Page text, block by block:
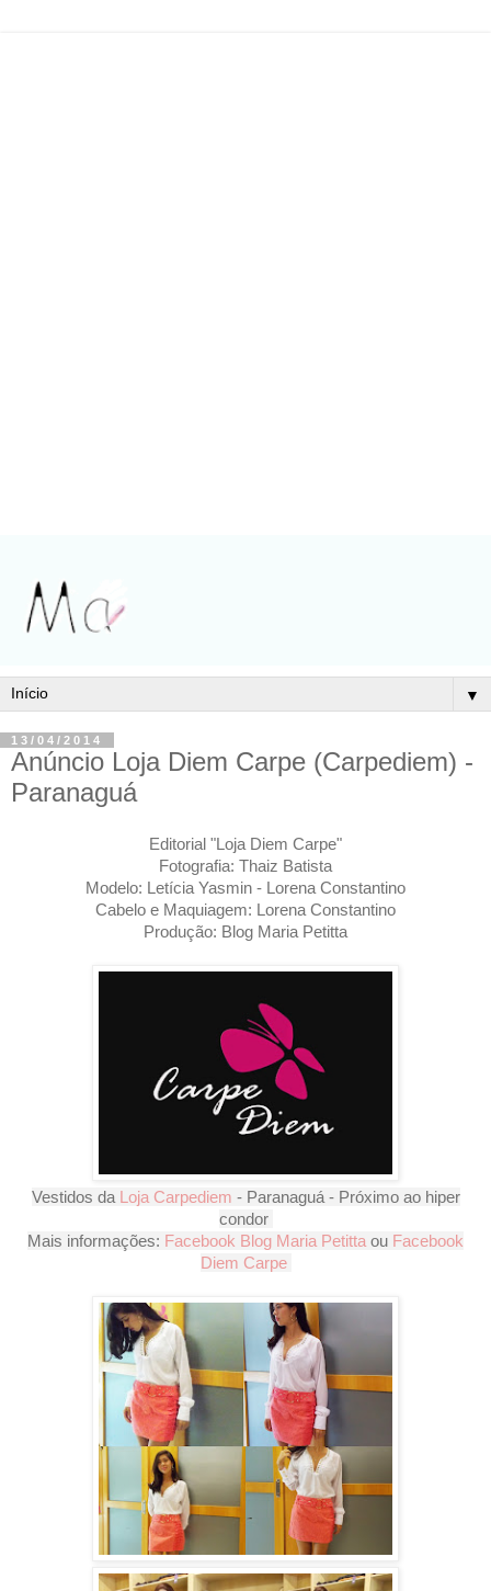
▼
13/04/2014
Anúncio Loja Diem Carpe (Carpediem) -
Paranaguá
Editorial "Loja Diem Carpe"
Fotografia: Thaiz Batista
Modelo: Letícia Yasmin - Lorena Constantino
Cabelo e Maquiagem: Lorena Constantino
Produção: Blog Maria Petitta
Vestidos da Loja Carpediem - Paranaguá - Próximo ao hiper
condor
Mais informações: Facebook Blog Maria Petittaou Facebook
Diem Carpe